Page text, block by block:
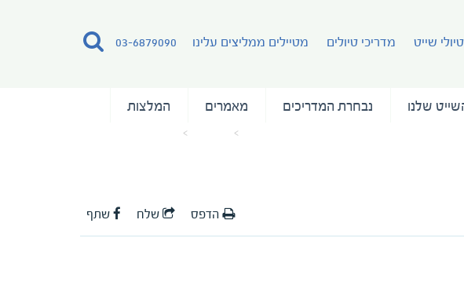
03-6879090 שייט מדריכי טיולים מטיילים ממליצים עלינו
שלנו נבחרת המדריכים מאמרים המלצות
הדפס שלח שתף